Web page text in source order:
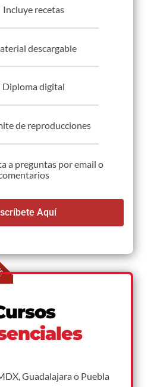
Incluye recetas
descargable
Diploma digital
de reproducciones
a preguntas por email o
Aquí
Guadalajara o Puebla